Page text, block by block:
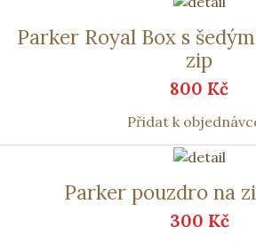
Parker Royal Box s
zip
800 Kč
Přidat k
Parker pouzdro na
300 Kč